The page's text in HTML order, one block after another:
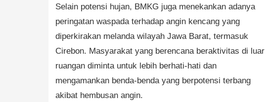
Selain potensi hujan, BMKG juga menekankan adanya
peringatan waspada terhadap angin kencang yang
diperkirakan melanda wilayah Jawa Barat, termasuk
Cirebon. Masyarakat yang berencana beraktivitas di luar
ruangan diminta untuk lebih berhati-hati dan
mengamankan benda-benda yang berpotensi terbang
akibat hembusan angin.